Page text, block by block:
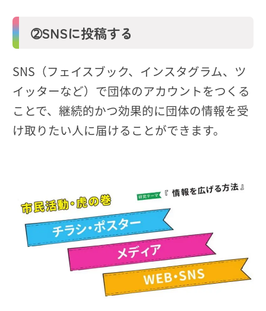
➁SNSに投稿する
SNS（フェイスブック、インスタグラム、ツ
イッターなど）で団体のアカウントをつくる
ことで、継続的かつ効果的に団体の情報を受
け取りたい人に届けることができます。